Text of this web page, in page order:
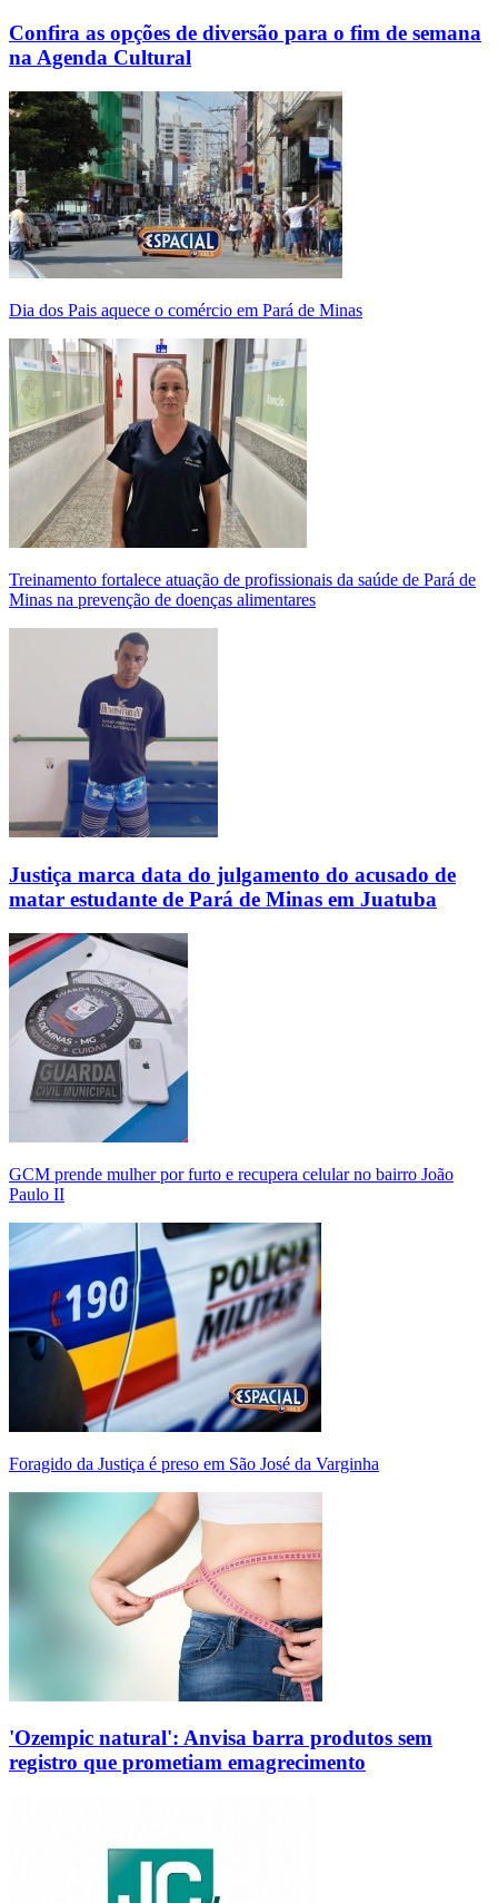
Confira as opções de diversão para o fim de semana
na Agenda Cultural
Dia dos Pais aquece o comércio em Pará de Minas
Treinamento fortalece atuação de profissionais da saúde de Pará de
Minas na prevenção de doenças alimentares
Justiça marca data do julgamento do acusado de
matar estudante de Pará de Minas em Juatuba
GCM prende mulher por furto e recupera celular no bairro João
Paulo II
Foragido da Justiça é preso em São José da Varginha
'Ozempic natural': Anvisa barra produtos sem
registro que prometiam emagrecimento